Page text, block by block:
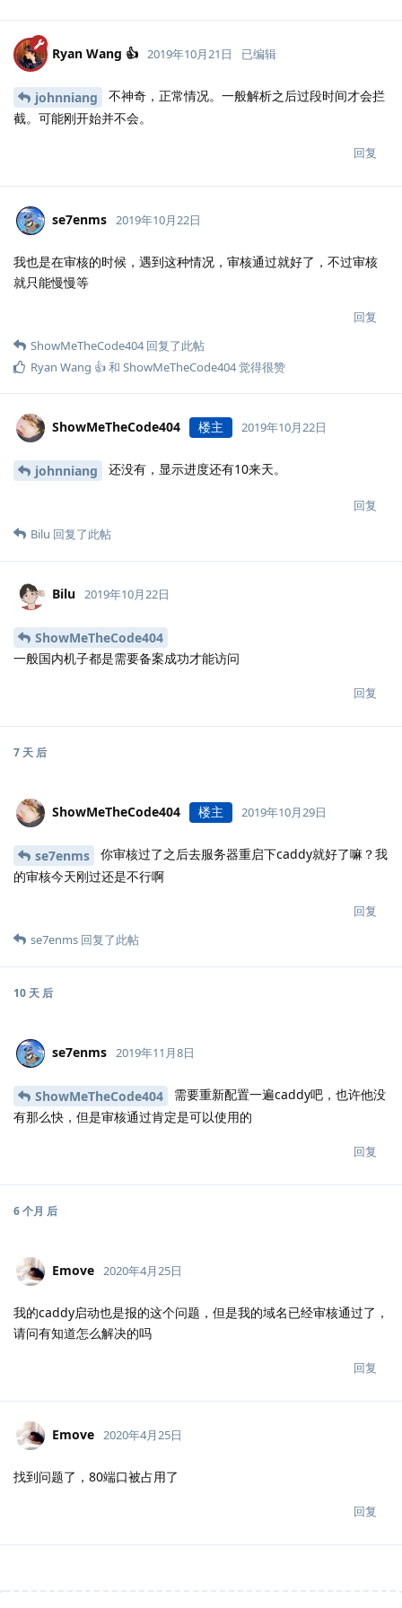
Ryan Wang 👍 2019年10月21日 已编辑
johnniang
不神奇，正常情况。一般解析之后过段时间才会拦
截。可能刚开始并不会。
回复
se7enms 2019年10月22日
我也是在审核的时候，遇到这种情况，审核通过就好了，不过审核
就只能慢慢等
回复
ShowMeTheCode404回复了此帖
Ryan Wang 👍和 ShowMeTheCode404觉得很赞
ShowMeTheCode404 楼主 2019年10月22日
johnniang 还没有，显示进度还有10来天。
回复
Bilu 回复了此帖
Bilu 2019年10月22日
ShowMeTheCode404
一般国内机子都是需要备案成功才能访问
回复
7 天 后
ShowMeTheCode404 楼主 2019年10月29日
se7enms
你审核过了之后去服务器重启下caddy就好了嘛？我
的审核今天刚过还是不行啊
回复
se7enms 回复了此帖
10 天 后
se7enms 2019年11月8日
ShowMeTheCode404
需要重新配置一遍caddy吧，也许他没
有那么快，但是审核通过肯定是可以使用的
回复
6 个月 后
Emove 2020年4月25日
我的caddy启动也是报的这个问题，但是我的域名已经审核通过了，
请问有知道怎么解决的吗
回复
Emove 2020年4月25日
找到问题了，80端口被占用了
回复